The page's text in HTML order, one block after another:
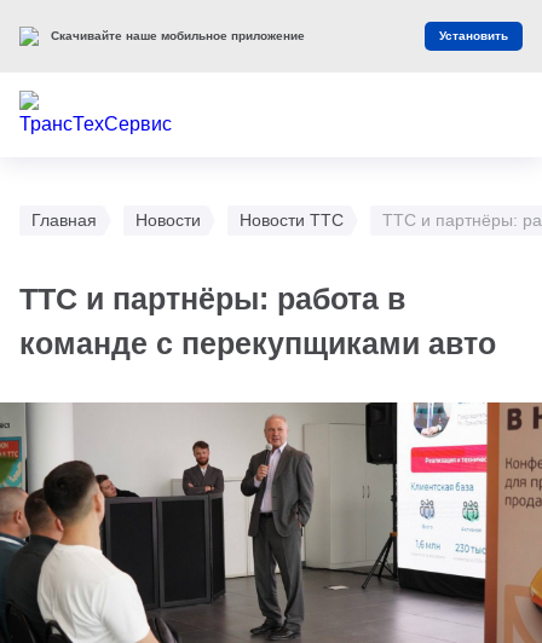
Главная Новости Новости ТТС ТТС и партнёры:
ТТС и партнёры: работа в
команде с перекупщиками авто
Скачивайте наше мобильное приложение Установить